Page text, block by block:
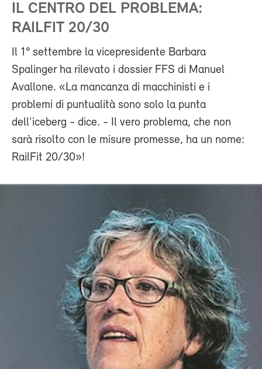
IL CENTRO DEL PROBLEMA:
RAILFIT 20/30
Il 1° settembre la vicepresidente Barbara
Spalinger ha rilevato i dossier FFS di Manuel
Avallone. «La mancanza di macchinisti e i
problemi di puntualità sono solo la punta
dell’iceberg - dice. - Il vero problema, che non
sarà risolto con le misure promesse, ha un nome:
RailFit 20/30»!